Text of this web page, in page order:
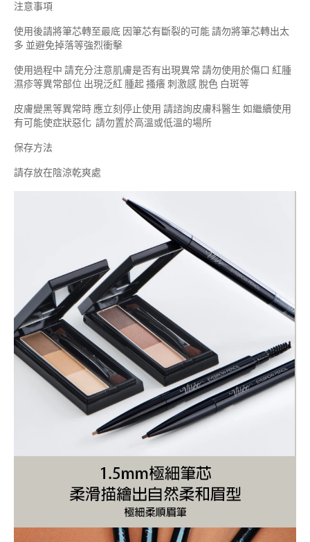
注意事項
使用後請將筆芯轉至最底 因筆芯有斷裂的可能 請勿將筆芯轉出太
多 並避免掉落等強烈衝擊
使用過程中 請充分注意肌膚是否有出現異常 請勿使用於傷口 紅腫
濕疹等異常部位 出現泛紅 腫起 搔癢 刺激感 脫色 白斑等
皮膚變黑等異常時 應立刻停止使用 請諮詢皮膚科醫生 如繼續使用
有可能使症狀惡化 請勿置於高溫或低溫的場所
保存方法
請存放在陰涼乾爽處